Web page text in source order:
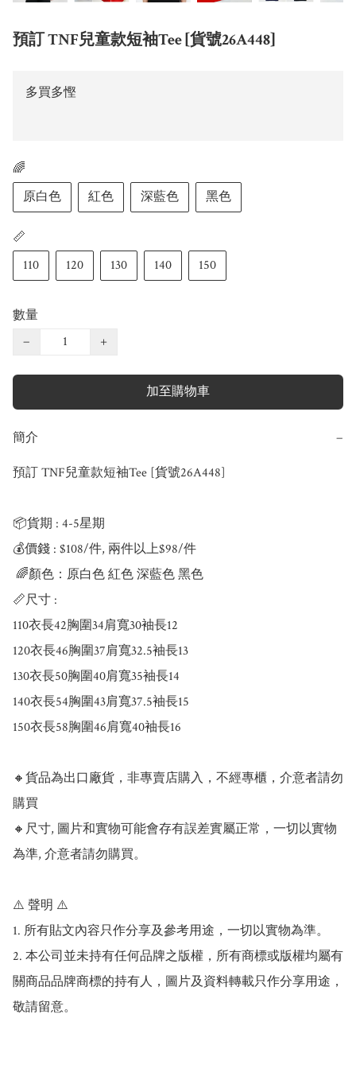
預訂 TNF兒童款短袖Tee [貨號26A448]
多買多慳
🌈
原白色
紅色 深藍色 黑色
📏
110
120 130 140 150
數量
−
+
加至購物車
簡介 −
預訂 TNF兒童款短袖Tee [貨號26A448]
📦貨期 : 4-5星期
💰價錢 : $108/件, 兩件以上$98/件
📏尺寸 :
110衣長42胸圍34肩寬30袖長12
120衣長46胸圍37肩寬32.5袖長13
130衣長50胸圍40肩寬35袖長14
140衣長54胸圍43肩寬37.5袖長15
150衣長58胸圍46肩寬40袖長16
🔸貨品為出口廠貨，非專賣店購入，不經專櫃，介意者請勿
購買
🔸尺寸, 圖片和實物可能會存有誤差實屬正常，一切以實物
為準, 介意者請勿購買。
⚠️ 聲明 ⚠️
1. 所有貼文內容只作分享及參考用途，一切以實物為準。
2. 本公司並未持有任何品牌之版權，所有商標或版權均屬有
關商品品牌商標的持有人，圖片及資料轉載只作分享用途，
敬請留意。